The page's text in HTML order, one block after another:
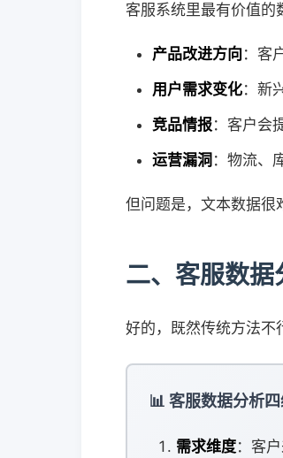
客服系统里最有价值的
产品改进方向 ：客
用户需求变化：新
竞品情报：客户会
运营漏洞 ：物流、
但问题是，文本数据很
二、客服数
好的，既然传统方法不
📊 客服数据分析
需求维度：客